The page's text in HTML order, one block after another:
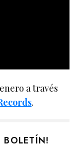
a través
.
BOLETÍN!